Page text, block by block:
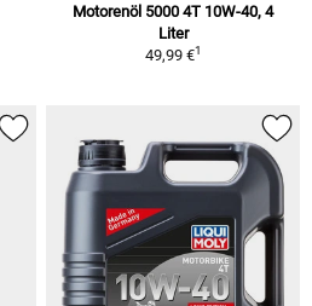
Motorenöl 5000 4T 10W-40, 4
Liter
49,99 €1